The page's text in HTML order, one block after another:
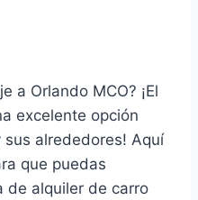
a Orlando MCO? ¡El
excelente opción
alrededores! Aquí
que puedas
de alquiler de carro